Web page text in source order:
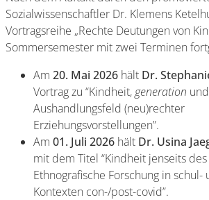
Sozialwissenschaftler Dr. Klemens
Vortragsreihe „Rechte Deutungen von
Sommersemester mit zwei Terminen
Am 20. Mai 2026 hält Dr.
Vortrag zu “Kindheit,generation und
Aushandlungsfeld (neu)rechter
Erziehungsvorstellungen”.
Am 01. Juli 2026 hält Dr. Usina
mit dem Titel “Kindheit jenseits des
Ethnografische Forschung in schul-
Kontexten con-/post-covid”.